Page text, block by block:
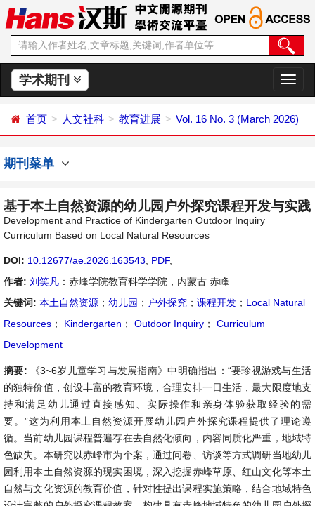
学术期刊
切
换
航
首页 人文社科 教育进展 Vol. 16 No. 3 (March 2026)
期刊菜单
基于本土自然资源的幼儿园户外探究课程开发与实践
Development and Practice of Kindergarten Outdoor Inquiry
Curriculum Based on Local Natural Resources
DOI: 10.12677/ae.2026.163543 PDF,
作者: 刘笑凡 ：赤峰学院教育科学学院，内蒙古 赤峰
关键词: 本土自然资源 ； 幼儿园 ； 户外探究 ； 课程开发 ； Local Natural
Resources ； Kindergarten ； Outdoor Inquiry ；
Curriculum
Development
摘要:
《3~6岁儿童学习与发展指南》中明确指出：“要珍视游戏与生活
的独特价值，创设丰富的教育环境，合理安排一日生活，最大限度地支
持和满足幼儿通过直接感知、实际操作和亲身体验获取经验的需
要。”这为利用本土自然资源开展幼儿园户外探究课程提供了理论遵
循。当前幼儿园课程普遍存在去自然化倾向，内容同质化严重，地域特
色缺失。本研究以赤峰市为个案，通过问卷、访谈等方式调研当地幼儿
园利用本土自然资源的现实困境，深入挖掘赤峰草原、红山文化等本土
自然与文化资源的教育价值，针对性提出课程实施策略，结合地域特色